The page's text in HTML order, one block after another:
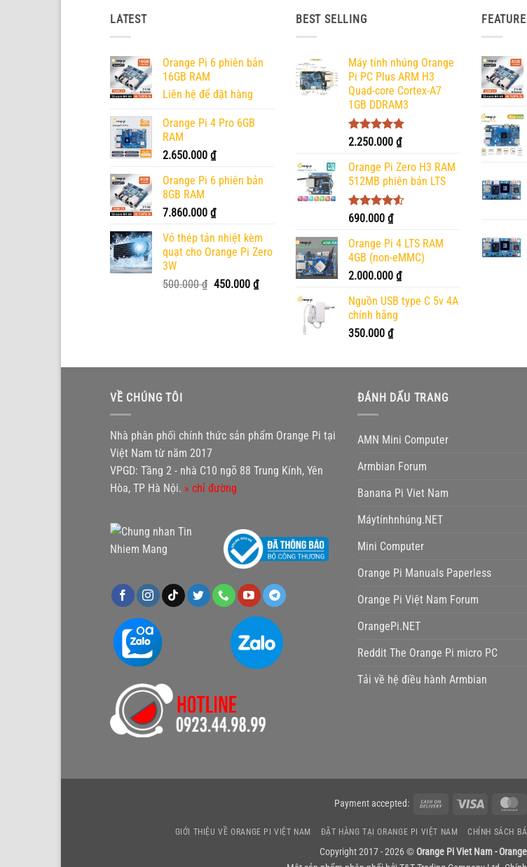
LATEST
Orange Pi 6 phiên bản
16GB RAM
Liên hệ để đặt hàng
Orange Pi 4 Pro 6GB
RAM
2.650.000 ₫
Orange Pi 6 phiên bản
8GB RAM
7.860.000 ₫
Vỏ thép tản nhiệt kèm
quạt cho Orange Pi Zero
3W
500.000₫ Giá
450.000 ₫Giá
BEST SELLING
Máy tính nhúng Orange
Pi PC Plus ARM H3
Quad-core Cortex-A7
1GB DDRAM3
Được xếp
5 sao
2.250.000 ₫
Orange Pi Zero H3 RAM
512MB phiên bản LTS
Được xếp
4.50
5 sao
690.000 ₫
Orange Pi 4 LTS RAM
4GB (non-eMMC)
2.000.000 ₫
Nguồn USB type C 5v 4A
chính hãng
350.000 ₫
VỀ CHÚNG TÔI
Nhà phân phối chính thức sản phẩm Orange Pi tại
Việt Nam từ năm 2017
VPGD: Tầng 2 - nhà C10 ngõ 88 Trung Kính, Yên
Hòa, TP Hà Nội. » chỉ đường
ĐÁNH DẤU TRANG
AMN Mini Computer
Armbian Forum
Banana Pi Viet Nam
Máytínhnhúng.NET
Mini Computer
Orange Pi Manuals Paperless
Orange Pi Việt Nam Forum
OrangePi.NET
Reddit The Orange Pi micro PC
Tải về hệ điều hành Armbian
Payment accepted:
Cash
Delivery
GIỚI THIỆU VỀ ORANGE PI VIỆT NAM ĐẶT HÀNG TẠI ORANGE PI VIỆT NAM CHÍNH SÁCH
Copyright 2017 - 2026 © Orange Pi Viet Nam -